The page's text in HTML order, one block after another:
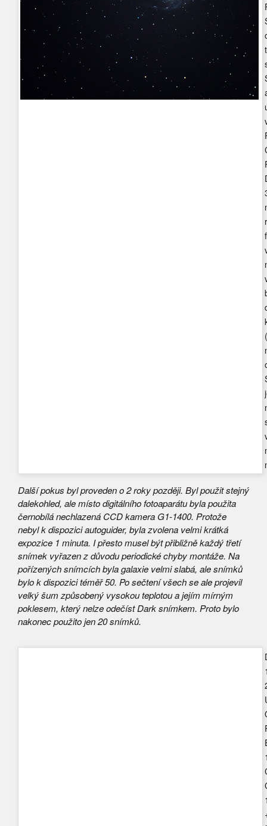
Další pokus byl proveden o 2 roky později. Byl použit stejný
dalekohled, ale místo digitálního fotoaparátu byla použita
černobílá nechlazená CCD kamera G1-1400. Protože
nebyl k dispozici autoguider, byla zvolena velmi krátká
expozice 1 minuta. I přesto musel být přibližně každý třetí
snímek vyřazen z důvodu periodické chyby montáže. Na
pořízených snímcích byla galaxie velmi slabá, ale snímků
bylo k dispozici téměř 50. Po sečtení všech se ale projevil
velký šum způsobený vysokou teplotou a jejím mírným
poklesem, který nelze odečíst Dark snímkem. Proto bylo
nakonec použito jen 20 snímků.